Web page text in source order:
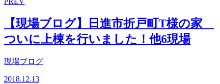
【現場ブログ】日進市折戸町T様の家
ついに上棟を行いました！他6現場
現場ブログ
2018.12.13